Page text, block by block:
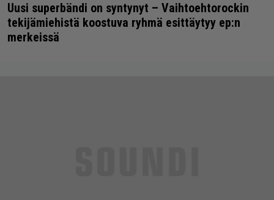
Uusi superbändi on syntynyt – Vaihtoehtorockin
tekijämiehistä koostuva ryhmä esittäytyy ep:n
merkeissä